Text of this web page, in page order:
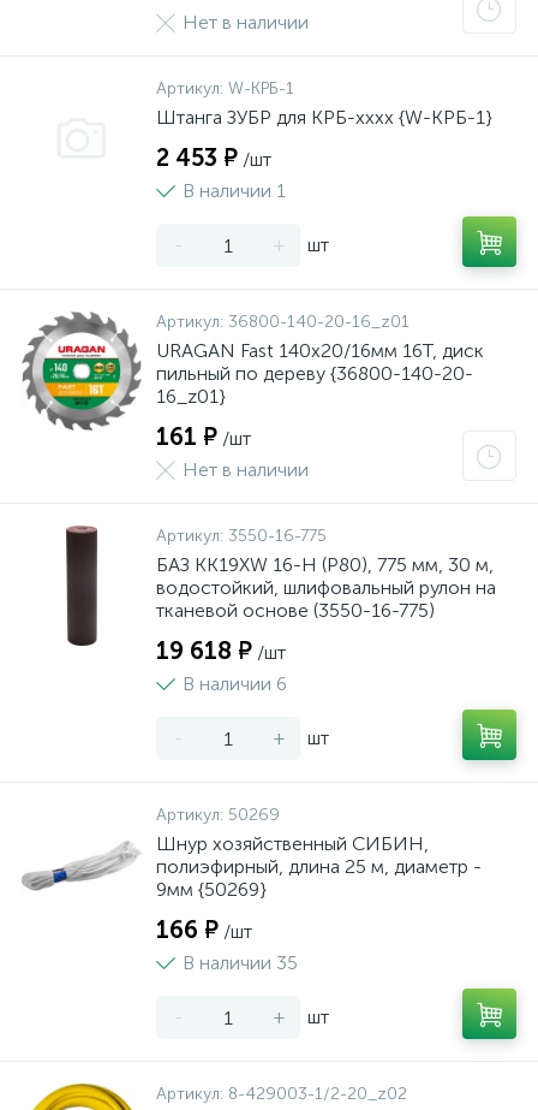
Нет в наличии
Артикул: W-КРБ-1
Штанга ЗУБР для КРБ-хххх {W-КРБ-1}
2 453 ₽ /шт
В наличии 1
- + шт
Артикул: 36800-140-20-16_z01
URAGAN Fast 140x20/16мм 16Т, диск
пильный по дереву {36800-140-20-
16_z01}
161 ₽ /шт
Нет в наличии
Артикул: 3550-16-775
БАЗ KK19XW 16-H (Р80), 775 мм, 30 м,
водостойкий, шлифовальный рулон на
тканевой основе (3550-16-775)
19 618 ₽ /шт
В наличии 6
- + шт
Артикул: 50269
Шнур хозяйственный СИБИН,
полиэфирный, длина 25 м, диаметр -
9мм {50269}
166 ₽ /шт
В наличии 35
- + шт
Артикул: 8-429003-1/2-20_z02